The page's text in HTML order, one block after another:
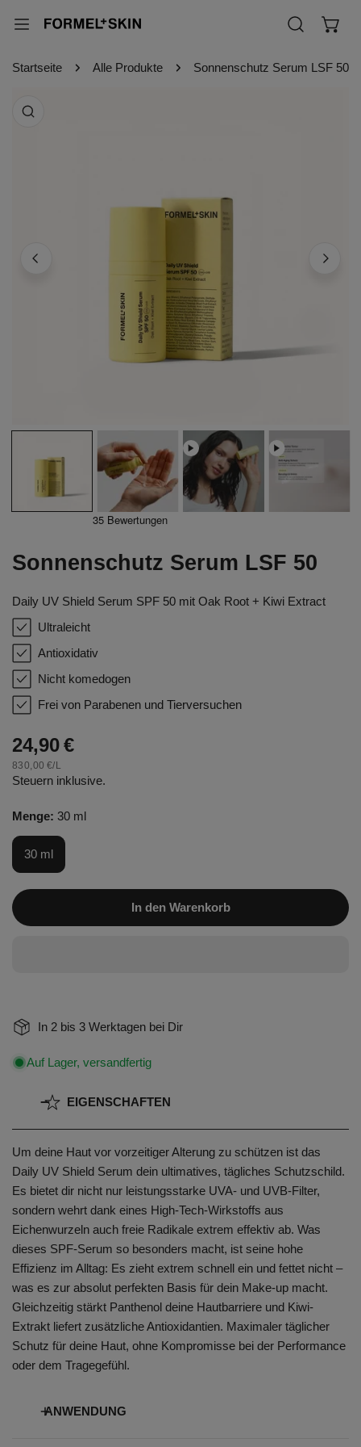
Inhalt springen
Startseite Alle Produkte Sonnenschutz Serum LSF 50
springen
Öffnen Sie Medien in der Galerieansicht
Sonnenschutz Serum LSF 50
Daily UV Shield Serum SPF 50 mit Oak Root + Kiwi Extract
Ultraleicht
Antioxidativ
Nicht komedogen
Frei von Parabenen und Tierversuchen
Regulärer
Preis
24,90 €
STÜCKPREIS
830,00 €/PRO
L
Steuern inklusive.
Menge: 30 ml
30 ml
In den Warenkorb
In 2 bis 3 Werktagen bei Dir
Auf Lager, versandfertig
EIGENSCHAFTEN
Um deine Haut vor vorzeitiger Alterung zu schützen ist das
Daily UV Shield Serum dein ultimatives, tägliches Schutzschild.
Es bietet dir nicht nur leistungsstarke UVA- und UVB-Filter,
sondern wehrt dank eines High-Tech-Wirkstoffs aus
Eichenwurzeln auch freie Radikale extrem effektiv ab. Was
dieses SPF-Serum so besonders macht, ist seine hohe
Effizienz im Alltag: Es zieht extrem schnell ein und fettet nicht –
was es zur absolut perfekten Basis für dein Make-up macht.
Gleichzeitig stärkt Panthenol deine Hautbarriere und Kiwi-
Extrakt liefert zusätzliche Antioxidantien. Maximaler täglicher
Schutz für deine Haut, ohne Kompromisse bei der Performance
oder dem Tragegefühl.
ANWENDUNG